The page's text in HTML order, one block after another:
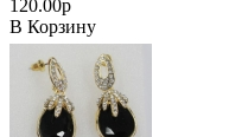
120.00р
В Корзину